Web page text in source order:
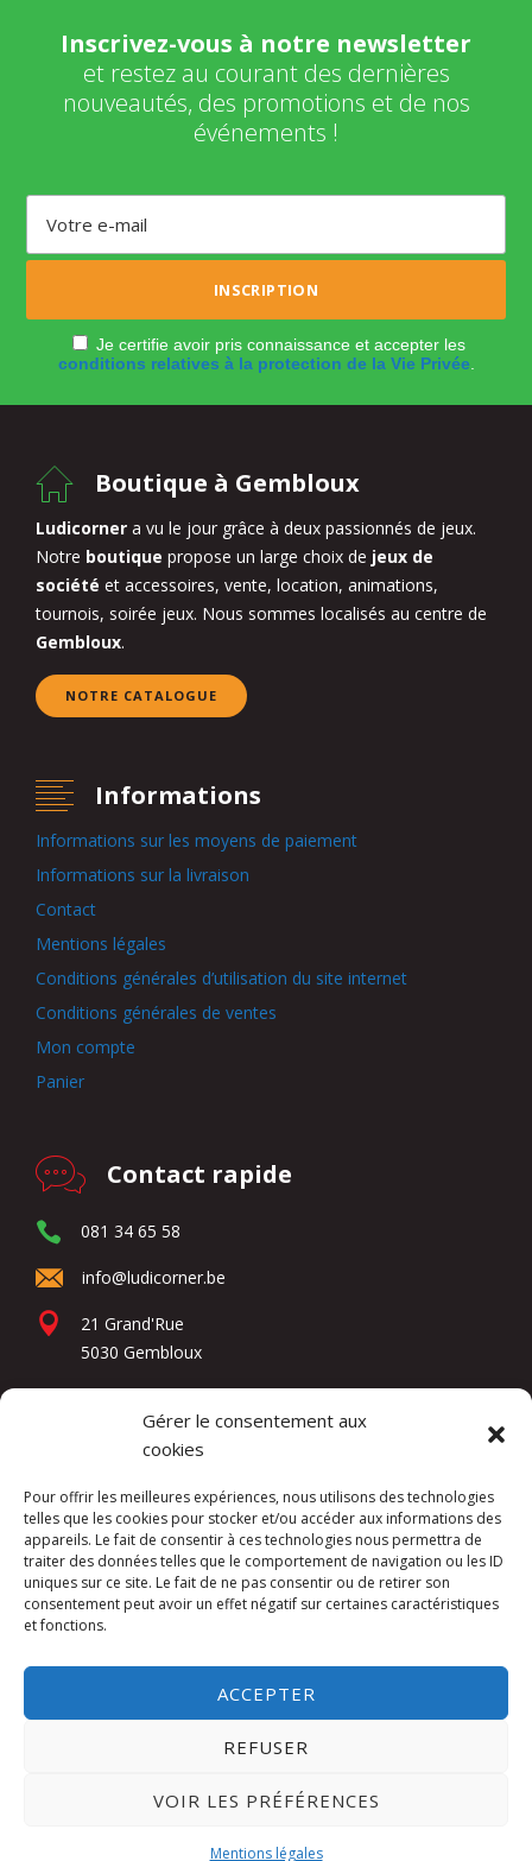
Gérer le consentement aux
cookies
Pour offrir les meilleures expériences, nous utilisons des technologies
telles que les cookies pour stocker et/ou accéder aux informations des
appareils. Le fait de consentir à ces technologies nous permettra de
traiter des données telles que le comportement de navigation ou les ID
uniques sur ce site. Le fait de ne pas consentir ou de retirer son
consentement peut avoir un effet négatif sur certaines caractéristiques
et fonctions.
ACCEPTER
REFUSER
VOIR LES PRÉFÉRENCES
Mentions légales
Inscrivez-vous à notre newsletter
et restez au courant des dernières
nouveautés, des promotions et de nos
événements !
Je certifie avoir pris connaissance et accepter les
conditions relatives à la protection de la Vie Privée.
Boutique à Gembloux
Ludicorner a vu le jour grâce à deux passionnés de jeux.
Notre boutique propose un large choix de jeux de
société et accessoires, vente, location, animations,
tournois, soirée jeux. Nous sommes localisés au centre de
Gembloux.
NOTRE CATALOGUE
Informations
Informations sur les moyens de paiement
Informations sur la livraison
Contact
Mentions légales
Conditions générales d’utilisation du site internet
Conditions générales de ventes
Mon compte
Panier
Contact rapide
081 34 65 58
info@ludicorner.be
21 Grand'Rue
5030 Gembloux
Réseaux sociaux
Kuslac Invest SRL -Mentions légales
DIREXION Web Agency
Google Privacy Policy andTerms of Service
apply.